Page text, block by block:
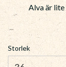
Alva är lite
Storlek